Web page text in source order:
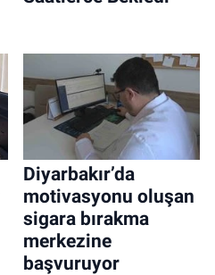
Diyarbakır’da
motivasyonu oluşan
sigara bırakma
merkezine
başvuruyor